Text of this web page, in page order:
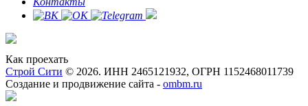
Как проехать
Строй Сити © 2026. ИНН 2465121932, ОГРН 1152468011739
Создание и продвижение сайта - ombm.ru